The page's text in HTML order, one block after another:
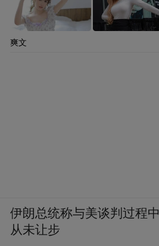
爽文
伊朗总统称与美谈判过程中
从未让步